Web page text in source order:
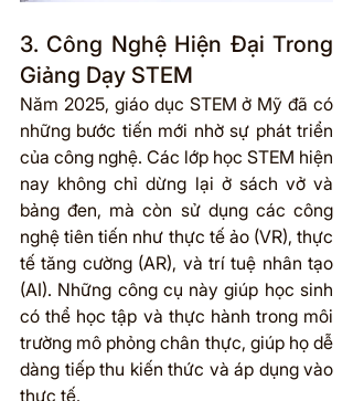
3. Công Nghệ Hiện Đại Trong
Giảng Dạy STEM
Năm 2025, giáo dục STEM ở Mỹ đã có
những bước tiến mới nhờ sự phát triển
của công nghệ. Các lớp học STEM hiện
nay không chỉ dừng lại ở sách vở và
bảng đen, mà còn sử dụng các công
nghệ tiên tiến như thực tế ảo (VR), thực
tế tăng cường (AR), và trí tuệ nhân tạo
(AI). Những công cụ này giúp học sinh
có thể học tập và thực hành trong môi
trường mô phỏng chân thực, giúp họ dễ
dàng tiếp thu kiến thức và áp dụng vào
thực tế.